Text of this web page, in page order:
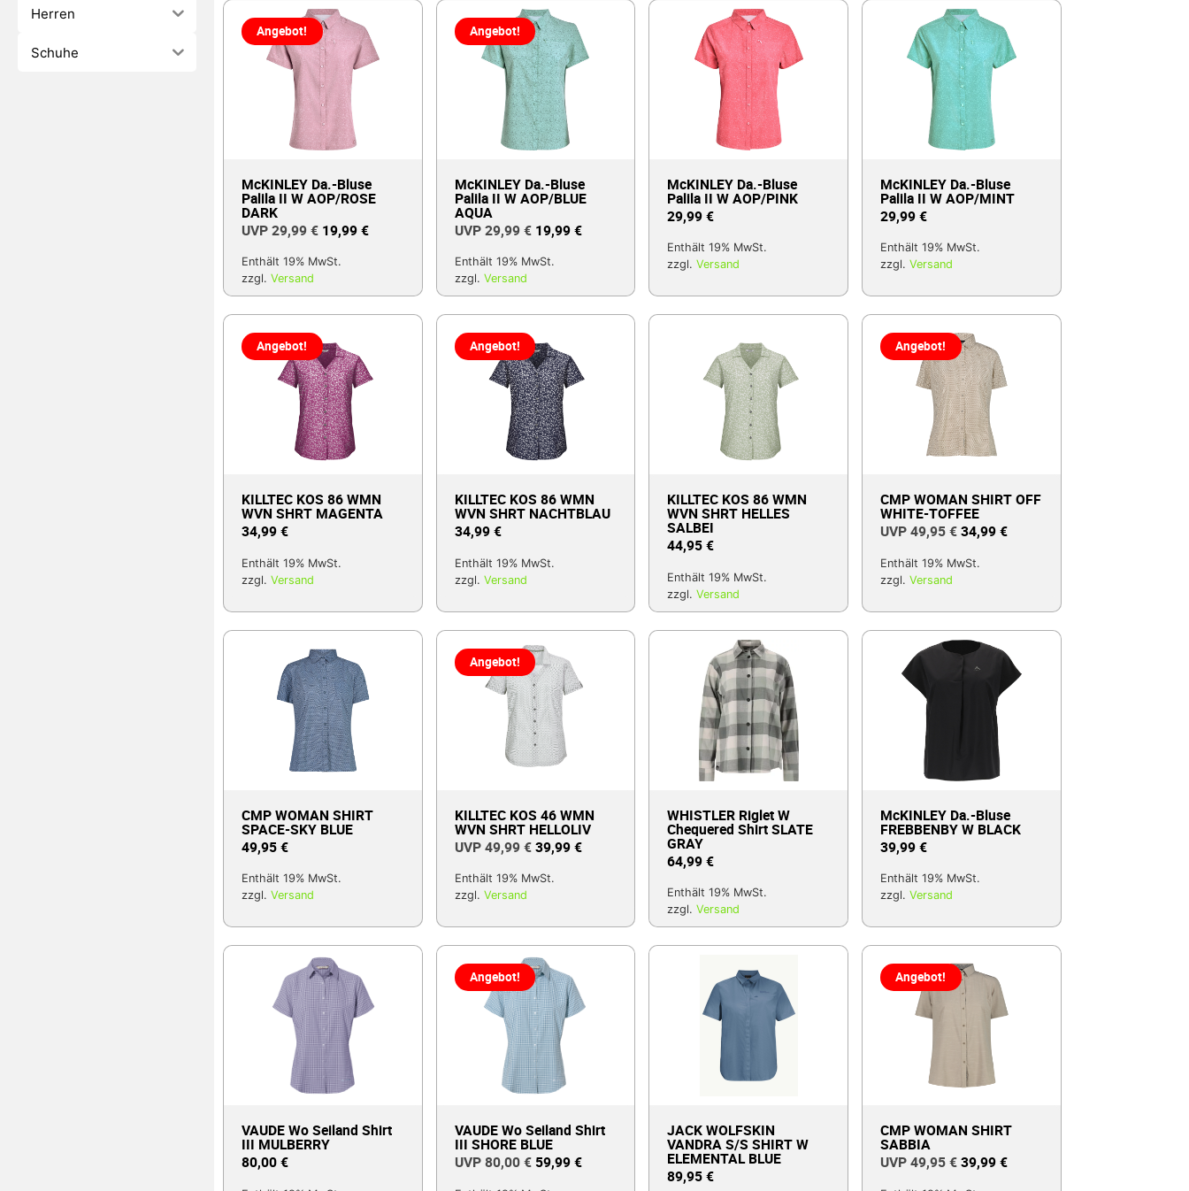
Herren
Schuhe
Angebot!
McKINLEY Da.-Bluse
Palila II W AOP/ROSE
DARK
29,99€ 19,99€
Enthält 19% MwSt.
zzgl. Versand
Angebot!
McKINLEY Da.-Bluse
Palila II W AOP/BLUE
AQUA
29,99€ 19,99€
Enthält 19% MwSt.
zzgl. Versand
McKINLEY Da.-Bluse
Palila II W AOP/PINK
29,99€
Enthält 19% MwSt.
zzgl.Versand
McKINLEY Da.-Bluse
Palila II W AOP/MINT
29,99€
Enthält 19% MwSt.
zzgl. Versand
Angebot!
KILLTEC KOS 86 WMN
WVN SHRT MAGENTA
34,99€
Enthält 19% MwSt.
zzgl. Versand
Angebot!
KILLTEC KOS 86 WMN
WVN SHRT NACHTBLAU
34,99€
Enthält 19% MwSt.
zzgl. Versand
KILLTEC KOS 86 WMN
WVN SHRT HELLES
SALBEI
44,95€
Enthält 19% MwSt.
zzgl.Versand
Angebot!
CMP WOMAN SHIRT OFF
WHITE-TOFFEE
49,95€34,99€
Enthält 19% MwSt.
zzgl. Versand
CMP WOMAN SHIRT
SPACE-SKY BLUE
49,95€
Enthält 19% MwSt.
zzgl. Versand
Angebot!
KILLTEC KOS 46 WMN
WVN SHRT HELLOLIV
49,99€ 39,99€
Enthält 19% MwSt.
zzgl. Versand
WHISTLER Riglet W
Chequered Shirt SLATE
GRAY
64,99€
Enthält 19% MwSt.
zzgl.Versand
McKINLEY Da.-Bluse
FREBBENBY W BLACK
39,99€
Enthält 19% MwSt.
zzgl. Versand
VAUDE Wo Seiland Shirt
III MULBERRY
80,00€
Angebot!
VAUDE Wo Seiland Shirt
III SHORE BLUE
80,00€ 59,99€
JACK WOLFSKIN
VANDRA S/S SHIRT W
ELEMENTAL BLUE
89,95€
Angebot!
CMP WOMAN SHIRT
SABBIA
49,95€39,99€